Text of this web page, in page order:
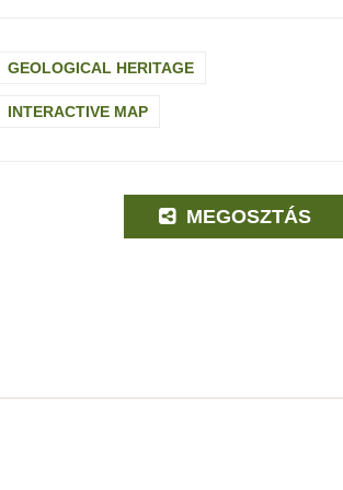
GEOLOGICAL HERITAGE
INTERACTIVE MAP
MEGOSZTÁS